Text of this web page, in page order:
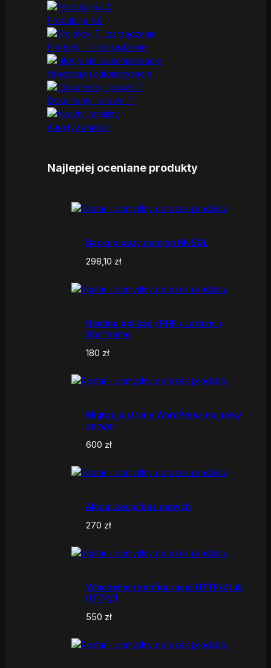
Produkcja 4.0
Projekty IT i zarządzanie
Integracje i automatyzacje
Dokumenty i prawo IT
Audyty i analizy
Najlepiej oceniane produkty
Backup bazy danych MySQL
298,10 zł
Hosting aplikacji PHP / Laravel /
StarFrame
180 zł
Migracja strony WordPress na nowy
serwer
600 zł
Aktualizacja baz danych
270 zł
Włączenie i konfiguracja HTTP/2 lub
HTTP/3
550 zł